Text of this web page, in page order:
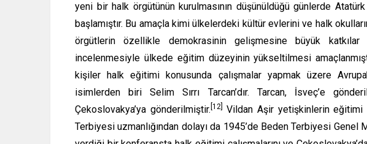
yeni bir halk örgütünün kurulmasının düşünüldüğü günlerde
başlamıştır. Bu amaçla kimi ülkelerdeki kültür evlerini ve halk
örgütlerin özellikle demokrasinin gelişmesine büyük
incelenmesiyle ülkede eğitim düzeyinin yükseltilmesi
kişiler halk eğitimi konusunda çalışmalar yapmak üzere
isimlerden biri Selim Sırrı Tarcan’dır. Tarcan, İsveç’e
Çekoslovakya’ya gönderilmiştir. [12]
Vildan Aşir yetişkinlerin eğitimi
Terbiyesi uzmanlığından dolayı da 1945’de Beden Terbiyesi Genel